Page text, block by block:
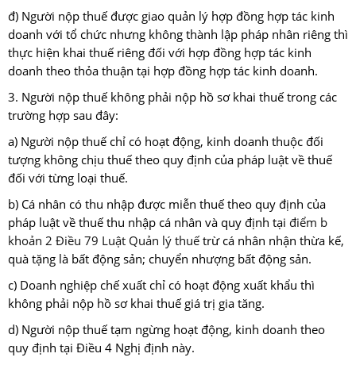
đ) Người nộp thuế được giao quản lý hợp đồng hợp tác kinh
doanh với tổ chức nhưng không thành lập pháp nhân riêng thì
thực hiện khai thuế riêng đối với hợp đồng hợp tác kinh
doanh theo thỏa thuận tại hợp đồng hợp tác kinh doanh.
3. Người nộp thuế không phải nộp hồ sơ khai thuế trong các
trường hợp sau đây:
a) Người nộp thuế chỉ có hoạt động, kinh doanh thuộc đối
tượng không chịu thuế theo quy định của pháp luật về thuế
đối với từng loại thuế.
b) Cá nhân có thu nhập được miễn thuế theo quy định của
pháp luật về thuế thu nhập cá nhân và quy định tại điểm b
khoản 2 Điều 79 Luật Quản lý thuếtrừ cá nhân nhận thừa kế,
quà tặng là bất động sản; chuyển nhượng bất động sản.
c) Doanh nghiệp chế xuất chỉ có hoạt động xuất khẩu thì
không phải nộp hồ sơ khai thuế giá trị gia tăng.
d) Người nộp thuế tạm ngừng hoạt động, kinh doanh theo
quy định tại Điều 4 Nghị định này.